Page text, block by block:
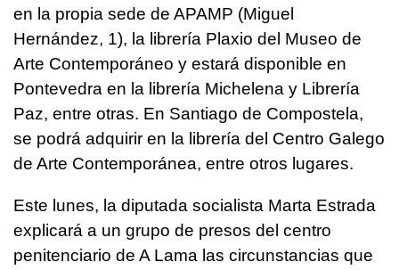
en la propia sede de APAMP (Miguel
Hernández, 1), la librería Plaxio del Museo de
Arte Contemporáneo y estará disponible en
Pontevedra en la librería Michelena y Librería
Paz, entre otras. En Santiago de Compostela,
se podrá adquirir en la librería del Centro Galego
de Arte Contemporánea, entre otros lugares.
Este lunes, la diputada socialista Marta Estrada
explicará a un grupo de presos del centro
penitenciario de A Lama las circunstancias que